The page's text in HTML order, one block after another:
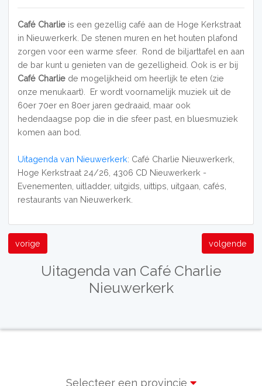
Café Charlieis een gezellig café aan de Hoge Kerkstraat
in Nieuwerkerk. De stenen muren en het houten plafond
zorgen voor een warme sfeer. Rond de biljarttafel en aan
de bar kunt u genieten van de gezelligheid. Ook is er bij
Café Charliede mogelijkheid om heerlijk te eten (zie
onze menukaart). Er wordt voornamelijk muziek uit de
60er 70er en 80er jaren gedraaid, maar ook
hedendaagse pop die in die sfeer past, en bluesmuziek
komen aan bod.
Uitagenda van Nieuwerkerk: Café Charlie Nieuwerkerk,
Hoge Kerkstraat 24/26, 4306 CD Nieuwerkerk -
Evenementen, uitladder, uitgids, uittips, uitgaan, cafés,
restaurants van Nieuwerkerk.
vorige volgende
Uitagenda van Café Charlie
Nieuwerkerk
Selecteer een provincie